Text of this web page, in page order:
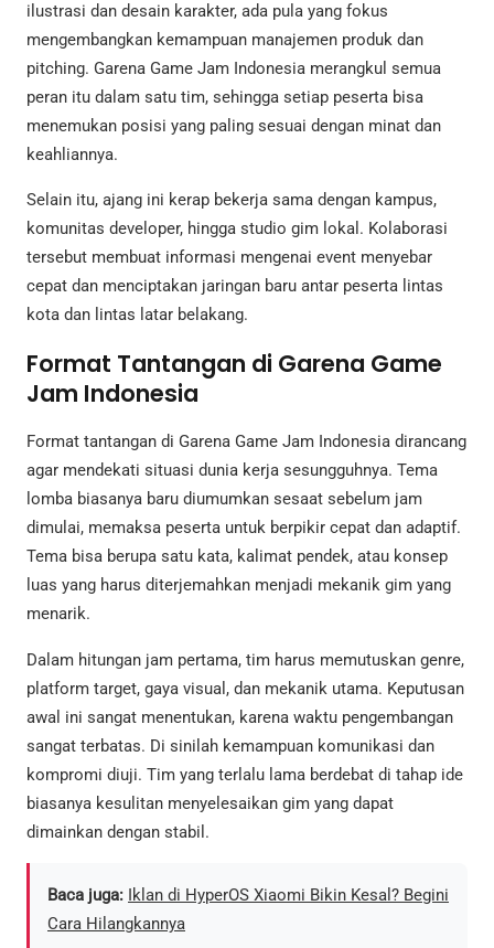
ilustrasi dan desain karakter, ada pula yang fokus
mengembangkan kemampuan manajemen produk dan
pitching. Garena Game Jam Indonesia merangkul semua
peran itu dalam satu tim, sehingga setiap peserta bisa
menemukan posisi yang paling sesuai dengan minat dan
keahliannya.
Selain itu, ajang ini kerap bekerja sama dengan kampus,
komunitas developer, hingga studio gim lokal. Kolaborasi
tersebut membuat informasi mengenai event menyebar
cepat dan menciptakan jaringan baru antar peserta lintas
kota dan lintas latar belakang.
Format Tantangan di Garena Game
Jam Indonesia
Format tantangan di Garena Game Jam Indonesia dirancang
agar mendekati situasi dunia kerja sesungguhnya. Tema
lomba biasanya baru diumumkan sesaat sebelum jam
dimulai, memaksa peserta untuk berpikir cepat dan adaptif.
Tema bisa berupa satu kata, kalimat pendek, atau konsep
luas yang harus diterjemahkan menjadi mekanik gim yang
menarik.
Dalam hitungan jam pertama, tim harus memutuskan genre,
platform target, gaya visual, dan mekanik utama. Keputusan
awal ini sangat menentukan, karena waktu pengembangan
sangat terbatas. Di sinilah kemampuan komunikasi dan
kompromi diuji. Tim yang terlalu lama berdebat di tahap ide
biasanya kesulitan menyelesaikan gim yang dapat
dimainkan dengan stabil.
Baca juga: Iklan di HyperOS Xiaomi Bikin Kesal? Begini
Cara Hilangkannya